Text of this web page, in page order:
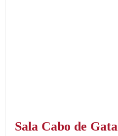
Sala Cabo de Gata